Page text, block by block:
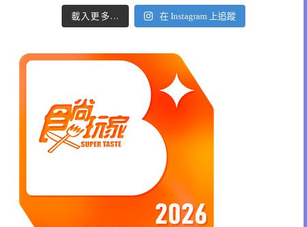
載入更多... 在 Instagram 上追蹤